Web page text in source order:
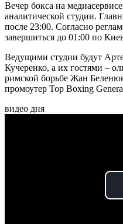
Вечер бокса на
аналитической студии.
после 23:00. Согласно
завершиться до 01:00 по
Ведущими студии будут
Кучеренко, а их гостями –
римской борьбе Жан
промоутер Top Boxing
видео дня